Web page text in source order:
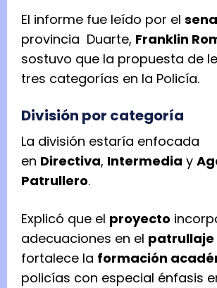
El informe fue leído por el
provincia Duarte, Franklin
sostuvo que la propuesta de
tres categorías en la Policía.
División por categoría
La división estaría enfocada
en Directiva, Intermedia y
Patrullero.
Explicó que el proyecto
adecuaciones en el patrullaje
fortalece la formación
policías con especial énfasis